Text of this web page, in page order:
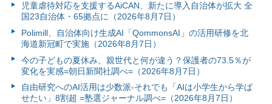
児童虐待対応を支援するAiCAN、新たに導入自治体が拡大 全
国23自治体・65拠点に（2026年8月7日）
Polimill、自治体向け生成AI「QommonsAI」の活用研修を北
海道新冠町で実施（2026年8月7日）
今の子どもの夏休み、親世代と何が違う？保護者の73.5％が
変化を実感=朝日新聞社調べ=（2026年8月7日）
自由研究へのAI活用は少数派-それでも「AIは小学生から学ば
せたい」8割超 =塾選ジャーナル調べ=（2026年8月7日）